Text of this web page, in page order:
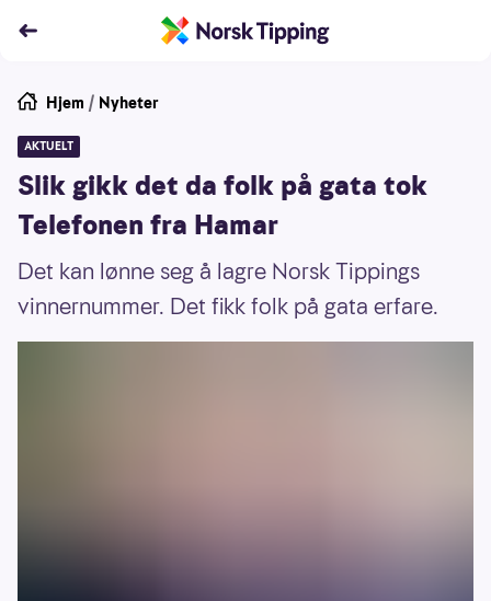
Hjem / Nyheter
AKTUELT
Slik gikk det da folk på gata tok
Telefonen fra Hamar
Det kan lønne seg å lagre Norsk Tippings
vinnernummer. Det fikk folk på gata erfare.